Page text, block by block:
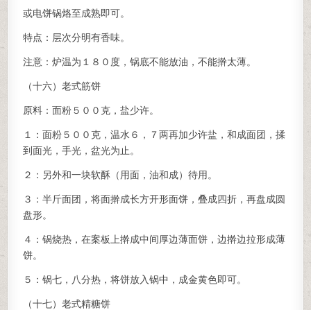
或电饼锅烙至成熟即可。
特点：层次分明有香味。
注意：炉温为１８０度，锅底不能放油，不能擀太薄。
（十六）老式筋饼
原料：面粉５００克，盐少许。
１：面粉５００克，温水６，７两再加少许盐，和成面团，揉
到面光，手光，盆光为止。
２：另外和一块软酥（用面，油和成）待用。
３：半斤面团，将面擀成长方开形面饼，叠成四折，再盘成圆
盘形。
４：锅烧热，在案板上擀成中间厚边薄面饼，边擀边拉形成薄
饼。
５：锅七，八分热，将饼放入锅中，成金黄色即可。
（十七）老式精糖饼